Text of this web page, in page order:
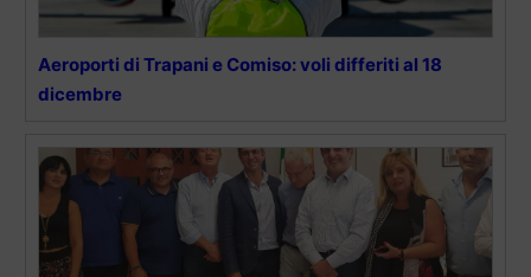
Aeroporti di Trapani e Comiso: voli differiti al 18
dicembre